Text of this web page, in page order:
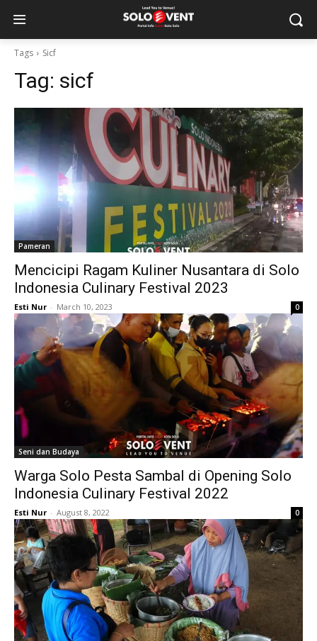
Tags Sicf
Tag: sicf
Pameran
Mencicipi Ragam Kuliner Nusantara di Solo
Indonesia Culinary Festival 2023
Esti Nur - March 10, 2023 0
Seni dan Budaya
Warga Solo Pesta Sambal di Opening Solo
Indonesia Culinary Festival 2022
Esti Nur - August 8, 2022 0